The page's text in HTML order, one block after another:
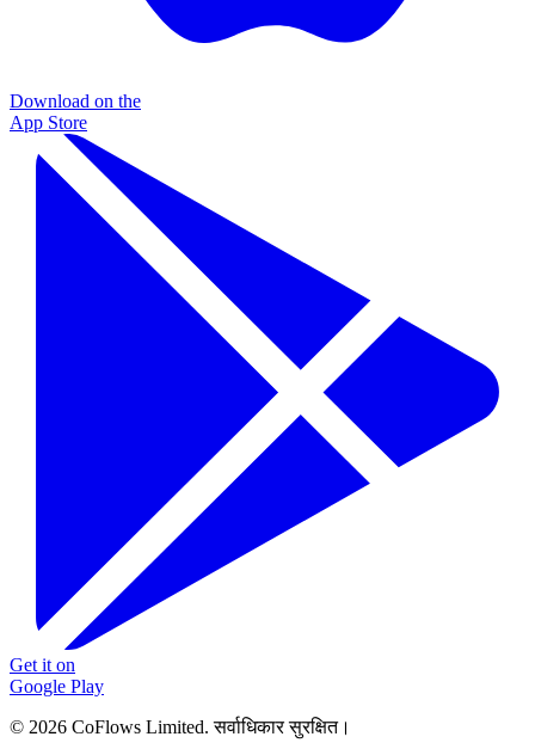
Download on the
App Store
Get it on
Google Play
© 2026 CoFlows Limited. सर्वाधिकार सुरक्षित।